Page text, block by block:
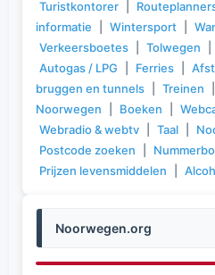
Noorwegen.org
Turistkontorer
informatie
Wintersport
Verkeersboetes
Tolwegen
Autogas / LPG
Ferries
bruggen en tunnels
Treinen
Noorwegen
Boeken
Webradio & webtv
Taal
Postcode zoeken
Prijzen levensmiddelen